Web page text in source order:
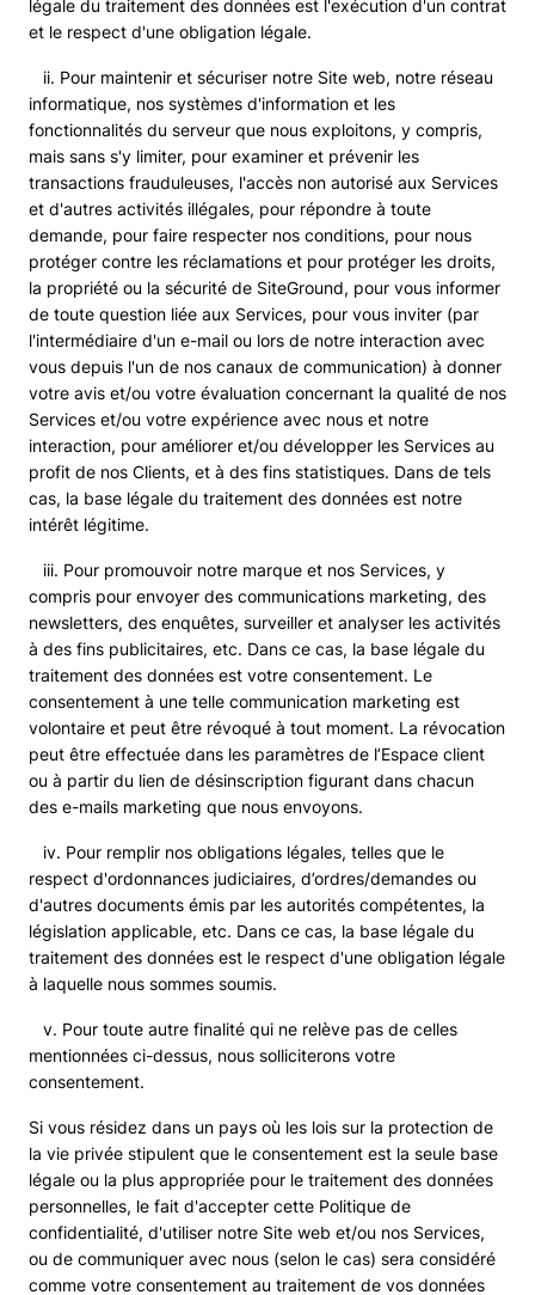
légale du traitement des données est l'exécution d'un contrat
et le respect d'une obligation légale.
ii. Pour maintenir et sécuriser notre Site web, notre réseau
informatique, nos systèmes d'information et les
fonctionnalités du serveur que nous exploitons, y compris,
mais sans s'y limiter, pour examiner et prévenir les
transactions frauduleuses, l'accès non autorisé aux Services
et d'autres activités illégales, pour répondre à toute
demande, pour faire respecter nos conditions, pour nous
protéger contre les réclamations et pour protéger les droits,
la propriété ou la sécurité de SiteGround, pour vous informer
de toute question liée aux Services, pour vous inviter (par
l'intermédiaire d'un e-mail ou lors de notre interaction avec
vous depuis l'un de nos canaux de communication) à donner
votre avis et/ou votre évaluation concernant la qualité de nos
Services et/ou votre expérience avec nous et notre
interaction, pour améliorer et/ou développer les Services au
profit de nos Clients, et à des fins statistiques. Dans de tels
cas, la base légale du traitement des données est notre
intérêt légitime.
iii. Pour promouvoir notre marque et nos Services, y
compris pour envoyer des communications marketing, des
newsletters, des enquêtes, surveiller et analyser les activités
à des fins publicitaires, etc. Dans ce cas, la base légale du
traitement des données est votre consentement. Le
consentement à une telle communication marketing est
volontaire et peut être révoqué à tout moment. La révocation
peut être effectuée dans les paramètres de l’Espace client
ou à partir du lien de désinscription figurant dans chacun
des e-mails marketing que nous envoyons.
iv. Pour remplir nos obligations légales, telles que le
respect d'ordonnances judiciaires, d’ordres/demandes ou
d'autres documents émis par les autorités compétentes, la
législation applicable, etc. Dans ce cas, la base légale du
traitement des données est le respect d'une obligation légale
à laquelle nous sommes soumis.
v. Pour toute autre finalité qui ne relève pas de celles
mentionnées ci-dessus, nous solliciterons votre
consentement.
Si vous résidez dans un pays où les lois sur la protection de
la vie privée stipulent que le consentement est la seule base
légale ou la plus appropriée pour le traitement des données
personnelles, le fait d'accepter cette Politique de
confidentialité, d'utiliser notre Site web et/ou nos Services,
ou de communiquer avec nous (selon le cas) sera considéré
comme votre consentement au traitement de vos données